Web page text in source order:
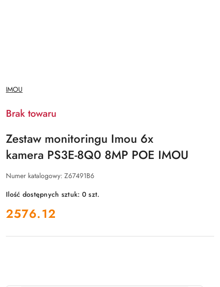
NAZWA
PRODUCENTA:
IMOU
Brak towaru
Zestaw monitoringu Imou 6x
kamera PS3E-8Q0 8MP POE IMOU
Numer katalogowy: Z67491B6
Ilość dostępnych sztuk: 0szt.
cena:
2576.12